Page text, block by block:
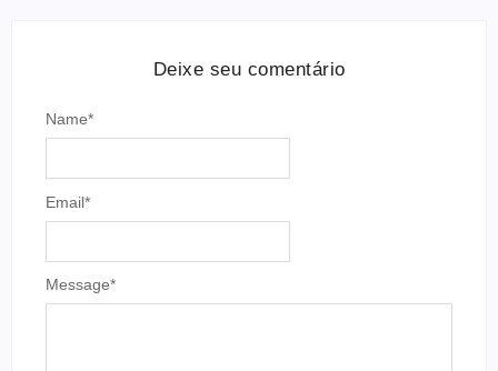
Deixe seu comentário
Message*
Name*
Email*